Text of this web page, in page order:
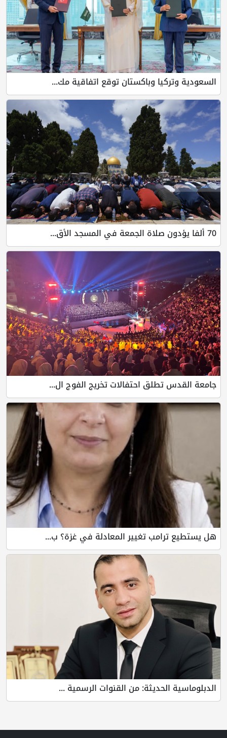
السعودية وتركيا وباكستان توقع اتفاقية مك...
70 ألفا يؤدون صلاة الجمعة في المسجد الأق...
جامعة القدس تطلق احتفالات تخريج الفوج ال...
هل يستطيع ترامب تغيير المعادلة في غزة؟ ب...
الدبلوماسية الحديثة: من القنوات الرسمية ...